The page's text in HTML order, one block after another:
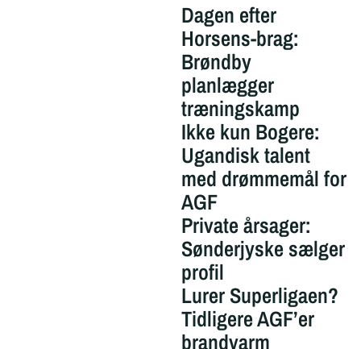
Dagen efter
Horsens-brag:
Brøndby
planlægger
træningskamp
Ikke kun Bogere:
Ugandisk talent
med drømmemål for
AGF
Private årsager:
Sønderjyske sælger
profil
Lurer Superligaen?
Tidligere AGF’er
brandvarm